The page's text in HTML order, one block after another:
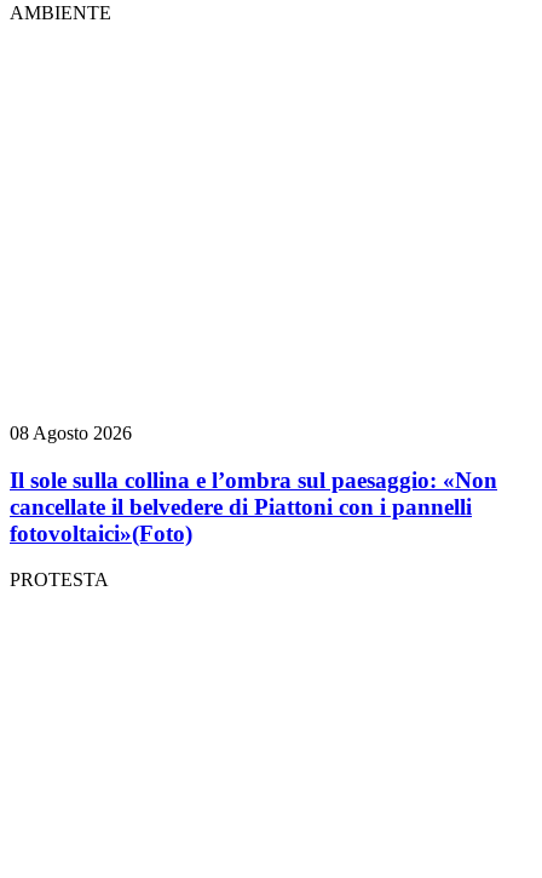
AMBIENTE
08 Agosto 2026
Il sole sulla collina e l’ombra sul paesaggio: «Non
cancellate il belvedere di Piattoni con i pannelli
fotovoltaici»(Foto)
PROTESTA